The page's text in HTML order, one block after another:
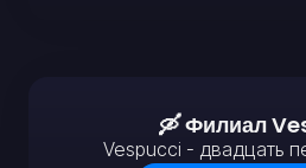
🛶 Филиал
Vespucci - двадцать